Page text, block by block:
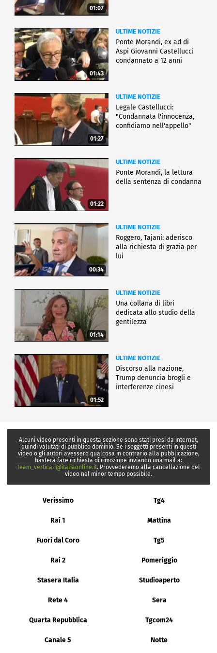
01:07
01:43
ULTIME NOTIZIE
Ponte Morandi, ex ad di
Aspi Giovanni Castellucci
condannato a 12 anni
01:27
ULTIME NOTIZIE
Legale Castellucci:
"Condannata l'innocenza,
confidiamo nell'appello"
01:22
ULTIME NOTIZIE
Ponte Morandi, la lettura
della sentenza di condanna
00:34
ULTIME NOTIZIE
Roggero, Tajani: aderisco
alla richiesta di grazia per
lui
01:14
ULTIME NOTIZIE
Una collana di libri
dedicata allo studio della
gentilezza
01:52
ULTIME NOTIZIE
Discorso alla nazione,
Trump denuncia brogli e
interferenze cinesi
Alcuni video presenti in questa sezione sono stati presi da internet,
quindi valutati di pubblico dominio. Se i soggetti presenti in questi
video o gli autori avessero qualcosa in contrario alla pubblicazione,
basterà fare richiesta di rimozione inviando una mail a:
team_verticali@italiaonline.it. Provvederemo alla cancellazione del
video nel minor tempo possibile.
Verissimo Tg4
Rai 1 Mattina
Fuori dal Coro Tg5
Rai 2 Pomeriggio
Stasera Italia Studioaperto
Rete 4 Sera
Quarta Repubblica Tgcom24
Canale 5 Notte